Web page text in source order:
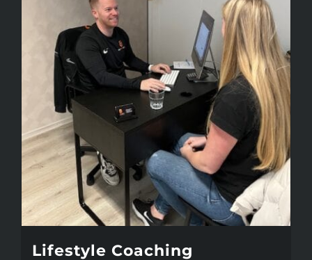
Lifestyle Coaching